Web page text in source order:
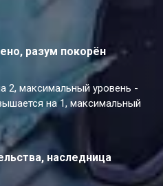
разум покорён
2, максимальный уровень -
на 1, максимальный
наследница